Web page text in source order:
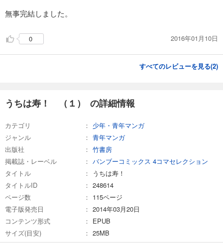
無事完結しました。
0 2016年01月10日
すべてのレビューを見る(2)
うちは寿！ （１） の詳細情報
カテゴリ
少年・青年マンガ
ジャンル
青年マンガ
出版社
竹書房
掲載誌・レーベル
バンブーコミックス 4コマセレクション
タイトル
うちは寿！
タイトルID
248614
ページ数
115ページ
電子版発売日
2014年03月20日
コンテンツ形式
EPUB
サイズ(目安)
25MB